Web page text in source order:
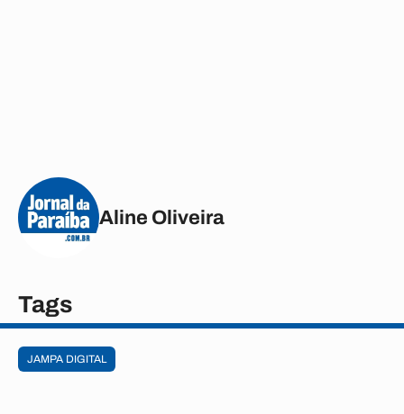
Aline Oliveira
Tags
JAMPA DIGITAL